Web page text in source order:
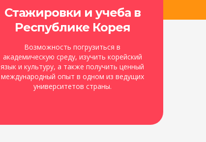
Стажировки и учеба в
Республике Корея
Возможность погрузиться в
академическую среду, изучить корейский
язык и культуру, а также получить ценный
международный опыт в одном из ведущих
университетов страны.